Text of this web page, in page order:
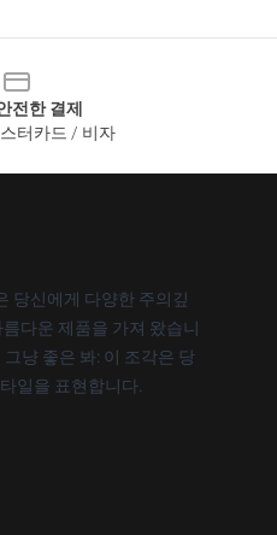
전한 결제
터카드 / 비자
당신에게 다양한 주의깊
다운 제품을 가져 왔습니
냥 좋은 봐: 이 조각은 당
일을 표현합니다.